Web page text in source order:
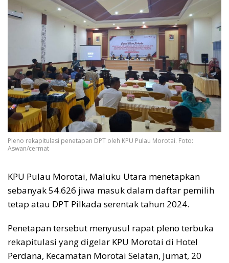
Pleno rekapitulasi penetapan DPT oleh KPU Pulau Morotai. Foto:
Aswan/cermat
KPU Pulau Morotai, Maluku Utara menetapkan
sebanyak 54.626 jiwa masuk dalam daftar pemilih
tetap atau DPT Pilkada serentak tahun 2024.
Penetapan tersebut menyusul rapat pleno terbuka
rekapitulasi yang digelar KPU Morotai di Hotel
Perdana, Kecamatan Morotai Selatan, Jumat, 20